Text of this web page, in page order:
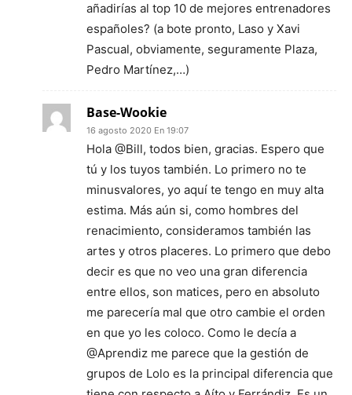
añadirías al top 10 de mejores entrenadores
españoles? (a bote pronto, Laso y Xavi
Pascual, obviamente, seguramente Plaza,
Pedro Martínez,…)
Base-Wookie
16 agosto 2020 En 19:07
Hola @Bill, todos bien, gracias. Espero que
tú y los tuyos también. Lo primero no te
minusvalores, yo aquí te tengo en muy alta
estima. Más aún si, como hombres del
renacimiento, consideramos también las
artes y otros placeres. Lo primero que debo
decir es que no veo una gran diferencia
entre ellos, son matices, pero en absoluto
me parecería mal que otro cambie el orden
en que yo les coloco. Como le decía a
@Aprendiz me parece que la gestión de
grupos de Lolo es la principal diferencia que